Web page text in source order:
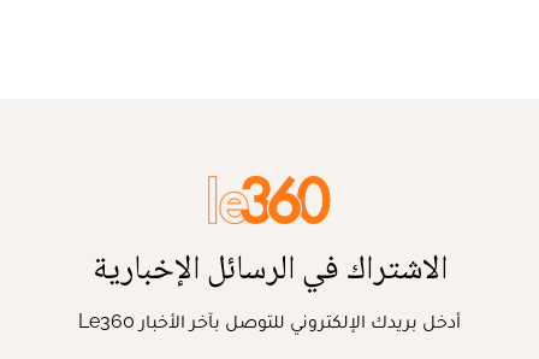
الاشتراك في الرسائل الإخبارية
أدخل بريدك الإلكتروني للتوصل بآخر الأخبار Le360